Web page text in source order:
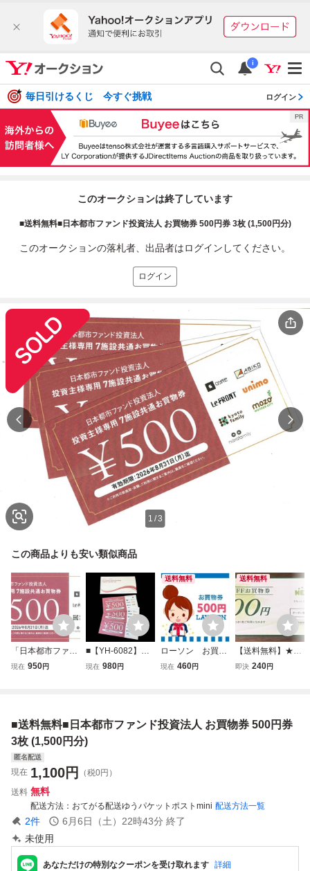
i
毎日引けるくじ 今すぐ挑戦 ログイン
このオークションは終了しています
■送料無料■日本都市ファンド投資法人 お買物券 500円券 3枚 (1,500円分)
このオークションの落札者、出品者はログインしてください。
ログイン
1 /3
この商品よりも安い類似商品
「日本都市ファン
ド投資法人 株主優
月31日 /ジャイ
ル、川崎ルフロン
現在 950円
■【YH-6082】未
使用品 日本都市フ
年8月31日迄 【ク
リックポスト可】
現在 980円
送料無料
ローソン お買物
券 500円分
現在 460円
送料無料
【送料無料】★★
ネットオフ NETO
9枚まで購入可）
即決 240円
■送料無料■日本都市ファンド投資法人 お買物券 500円券
3枚 (1,500円分)
匿名配送
現在 1,100円
（税0円）
送料 無料
配送方法 おてがる配送ゆうパケットポストmini 配送方法一覧
2件 6月6日（土）22時43分 終了
未使用
あなただけの特別なクーポンを受け取れます 詳細